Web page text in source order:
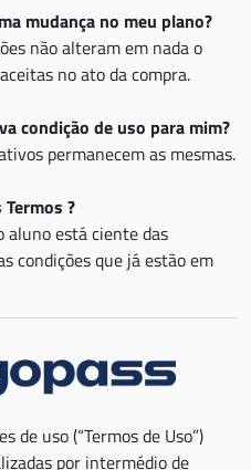
mudança no meu plano?
não alteram em nada o
no ato da compra.
condição de uso para mim?
permanecem as mesmas.
?
aluno está ciente das
condições que já estão em
de uso (“Termos de Uso”)
por intermédio de